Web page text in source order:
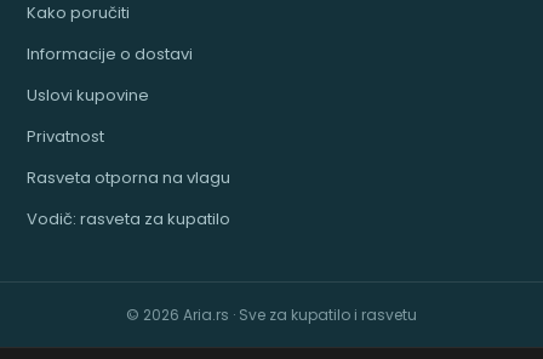
Kako poručiti
Informacije o dostavi
Uslovi kupovine
Privatnost
Rasveta otporna na vlagu
Vodič: rasveta za kupatilo
© 2026 Aria.rs · Sve za kupatilo i rasvetu